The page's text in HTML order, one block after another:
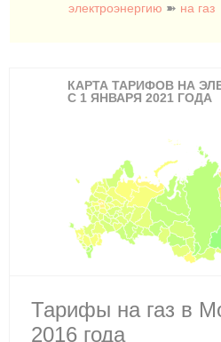
электроэнергию ➽ на газ
КАРТА ТАРИФОВ НА
С 1 ЯНВАРЯ 2021 ГОДА
Тарифы на газ в
2016 года